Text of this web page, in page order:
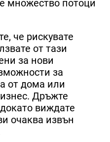
множество потоци
че рискувате
от тази
за нови
за
от дома или
Дръжте
виждате
очаква извън